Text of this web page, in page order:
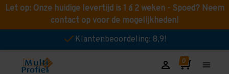
Let op: Onze huidige levertijd is 1 á 2 weken - Spoed? Neem
contact op voor de mogelijkheden!
Klantenbeoordeling: 8,9!